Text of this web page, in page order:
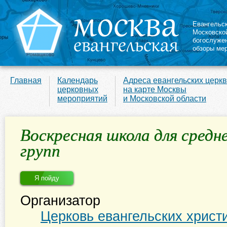
обзоры
Главная
Календарь
церковных
мероприятий
Адреса евангельских
на карте Москвы
и Московской области
Воскресная школа для
групп
Я пойду
Организатор
Церковь евангельских